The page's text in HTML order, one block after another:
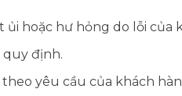
ủi hoặc hư hỏng do lỗi của
quy định.
yêu cầu của khách